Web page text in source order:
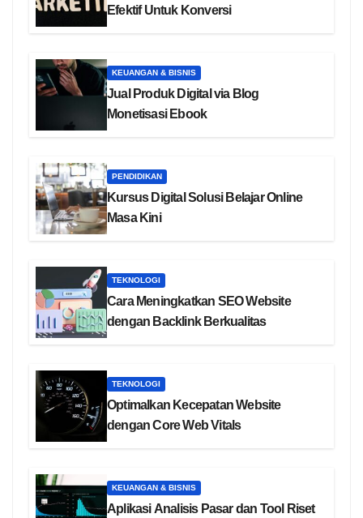
Efektif Untuk Konversi
KEUANGAN & BISNIS
Jual Produk Digital via Blog
Monetisasi Ebook
PENDIDIKAN
Kursus Digital Solusi Belajar Online
Masa Kini
TEKNOLOGI
Cara Meningkatkan SEO Website
dengan Backlink Berkualitas
TEKNOLOGI
Optimalkan Kecepatan Website
dengan Core Web Vitals
KEUANGAN & BISNIS
Aplikasi Analisis Pasar dan Tool Riset